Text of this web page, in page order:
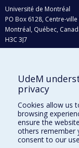
Université de Montréal
PO Box 6128, Centre-ville
Montréal, Québec,
H3C 3J7
Who does what?
Find us
Site map
Accessibility
UdeM
privacy
Cookies allow us
browsing
ensure the
others remember
consent to our